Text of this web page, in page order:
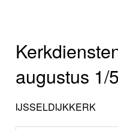
augustus 1/5
IJSSELDIJKKERK